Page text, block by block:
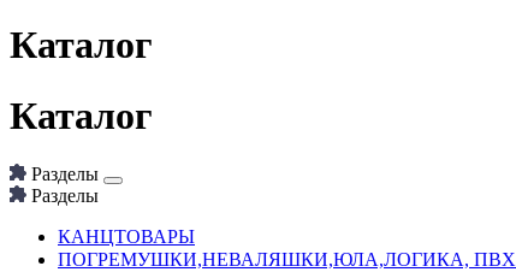
Каталог
Каталог
Разделы
Разделы
КАНЦТОВАРЫ
ПОГРЕМУШКИ,НЕВАЛЯШКИ,ЮЛА,ЛОГИКА, ПВХ